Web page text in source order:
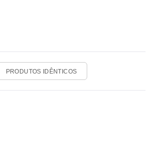
PRODUTOS IDÊNTICOS